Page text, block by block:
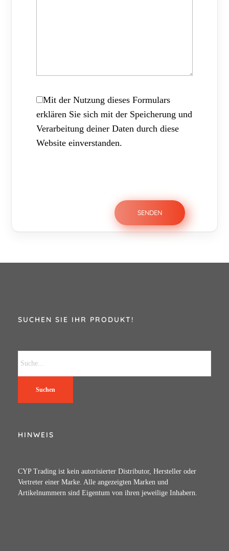
Mit der Nutzung dieses Formulars
erklären Sie sich mit der Speicherung und
Verarbeitung deiner Daten durch diese
Website einverstanden.
SUCHEN SIE IHR PRODUKT!
Suchen
HINWEIS
CYP Trading ist kein autorisierter Distributor, Hersteller oder
Vertreter einer Marke. Alle angezeigten Marken und
Artikelnummern sind Eigentum von ihren jeweilige Inhabern.